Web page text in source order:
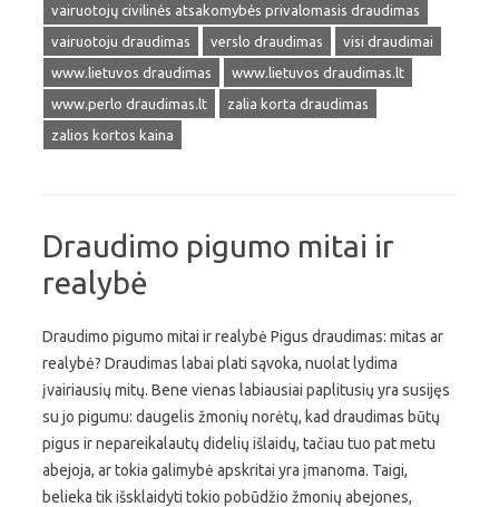
vairuotojų civilinės atsakomybės privalomasis draudimas
vairuotoju draudimas
verslo draudimas
visi draudimai
www.lietuvos draudimas
www.lietuvos draudimas.lt
www.perlo draudimas.lt
zalia korta draudimas
zalios kortos kaina
Draudimo pigumo mitai ir
realybė
Draudimo pigumo mitai ir realybė Pigus draudimas: mitas ar
realybė? Draudimas labai plati sąvoka, nuolat lydima
įvairiausių mitų. Bene vienas labiausiai paplitusių yra susijęs
su jo pigumu: daugelis žmonių norėtų, kad draudimas būtų
pigus ir nepareikalautų didelių išlaidų, tačiau tuo pat metu
abejoja, ar tokia galimybė apskritai yra įmanoma. Taigi,
belieka tik išsklaidyti tokio pobūdžio žmonių abejones,